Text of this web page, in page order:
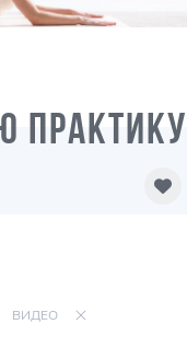
ПРАКТИКУ
ВИДЕО